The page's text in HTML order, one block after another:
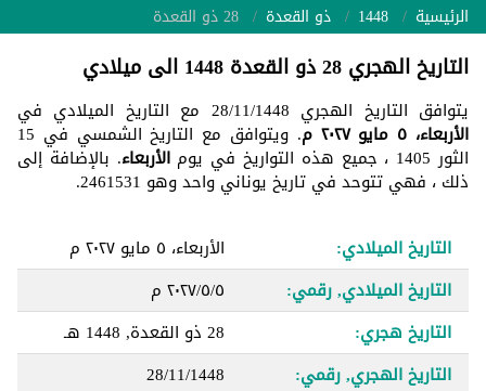
الرئيسية 1448 ذو القعدة 28 ذو القعدة
التاريخ الهجري 28 ذو القعدة 1448 الى ميلادي
يتوافق التاريخ الهجري 28/11/1448 مع التاريخ الميلادي في
الأربعاء، ٥ مايو ٢٠٢٧ م . ويتوافق مع التاريخ الشمسي في 15
الثور 1405 ، جميع هذه التواريخ في يوم الأربعاء. بالإضافة إلى
ذلك ، فهي تتوحد في تاريخ يوناني واحد وهو 2461531.
التاريخ الميلادي:
الأربعاء، ٥ مايو ٢٠٢٧ م
التاريخ الميلادي, رقمي:
٥‏/٥‏/٢٠٢٧ م
التاريخ هجري:
28 ذو القعدة, 1448 هـ
التاريخ الهجري, رقمي:
28/11/1448